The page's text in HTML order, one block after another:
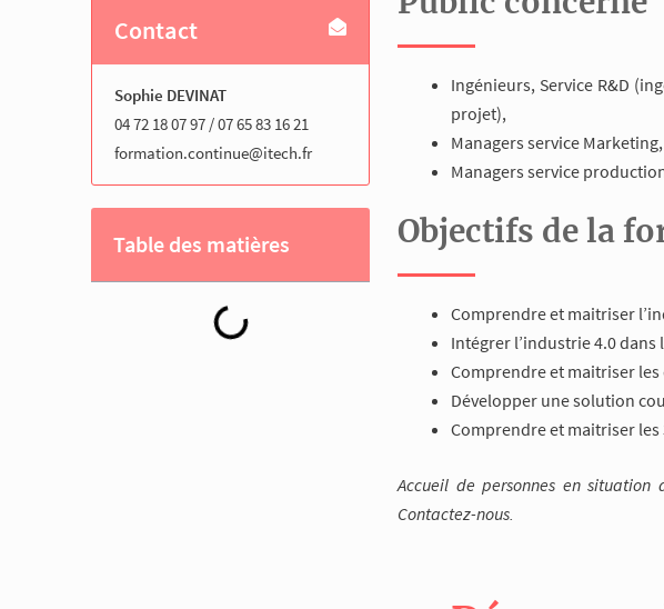
Contact
Sophie DEVINAT
04 72 18 07 97 / 07 65 83 16 21
formation.continue@itech.fr
Table des matières
Ingénieurs, Service R&D
projet),
Managers service Marketing,
Managers service
Objectifs de la
Comprendre et maitriser
Intégrer l’industrie 4.0 dans
Comprendre et maitriser
Développer une solution
Comprendre et maitriser
Accueil de personnes en
Contactez-nous.